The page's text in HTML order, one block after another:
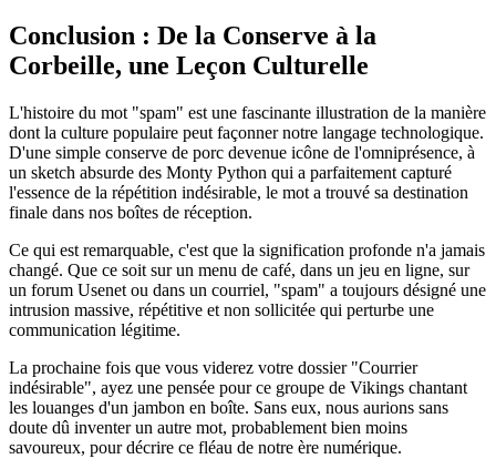
Conclusion : De la Conserve à la
Corbeille, une Leçon Culturelle
L'histoire du mot "spam" est une fascinante illustration de la manière
dont la culture populaire peut façonner notre langage technologique.
D'une simple conserve de porc devenue icône de l'omniprésence, à
un sketch absurde des Monty Python qui a parfaitement capturé
l'essence de la répétition indésirable, le mot a trouvé sa destination
finale dans nos boîtes de réception.
Ce qui est remarquable, c'est que la signification profonde n'a jamais
changé. Que ce soit sur un menu de café, dans un jeu en ligne, sur
un forum Usenet ou dans un courriel, "spam" a toujours désigné une
intrusion massive, répétitive et non sollicitée qui perturbe une
communication légitime.
La prochaine fois que vous viderez votre dossier "Courrier
indésirable", ayez une pensée pour ce groupe de Vikings chantant
les louanges d'un jambon en boîte. Sans eux, nous aurions sans
doute dû inventer un autre mot, probablement bien moins
savoureux, pour décrire ce fléau de notre ère numérique.